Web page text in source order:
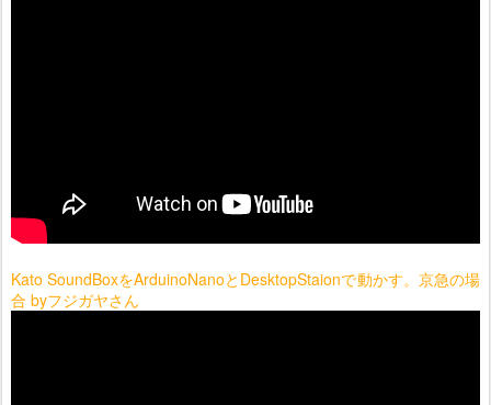
Kato SoundBoxをArduinoNanoとDesktopStaionで動かす。京急の場
合 byフジガヤさん